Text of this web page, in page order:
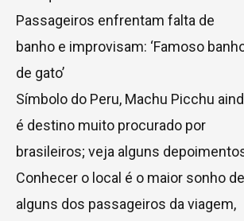
Passageiros enfrentam falta de
banho e improvisam: ‘Famoso
de gato’
Símbolo do Peru, Machu Picchu
é destino muito procurado por
brasileiros; veja alguns
Conhecer o local é o maior sonho de
alguns dos passageiros da viagem,